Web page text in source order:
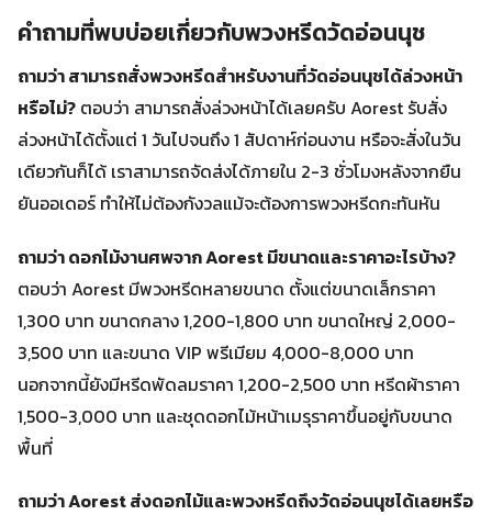
คำถามที่พบบ่อยเกี่ยวกับพวงหรีดวัดอ่อนนุช
ถามว่า สามารถสั่งพวงหรีดสำหรับงานที่วัดอ่อนนุชได้ล่วงหน้า
หรือไม่? ตอบว่า สามารถสั่งล่วงหน้าได้เลยครับ Aorest รับสั่ง
ล่วงหน้าได้ตั้งแต่ 1 วันไปจนถึง 1 สัปดาห์ก่อนงาน หรือจะสั่งในวัน
เดียวกันก็ได้ เราสามารถจัดส่งได้ภายใน 2-3 ชั่วโมงหลังจากยืน
ยันออเดอร์ ทำให้ไม่ต้องกังวลแม้จะต้องการพวงหรีดกะทันหัน
ถามว่า ดอกไม้งานศพจาก Aorest มีขนาดและราคาอะไรบ้าง?
ตอบว่า Aorest มีพวงหรีดหลายขนาด ตั้งแต่ขนาดเล็กราคา
1,300 บาท ขนาดกลาง 1,200-1,800 บาท ขนาดใหญ่ 2,000-
3,500 บาท และขนาด VIP พรีเมียม 4,000-8,000 บาท
นอกจากนี้ยังมีหรีดพัดลมราคา 1,200-2,500 บาท หรีดผ้าราคา
1,500-3,000 บาท และชุดดอกไม้หน้าเมรุราคาขึ้นอยู่กับขนาด
พื้นที่
ถามว่า Aorest ส่งดอกไม้และพวงหรีดถึงวัดอ่อนนุชได้เลยหรือ